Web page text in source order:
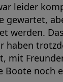
leider
gewartet,
werden.
haben
mit
Boote noch